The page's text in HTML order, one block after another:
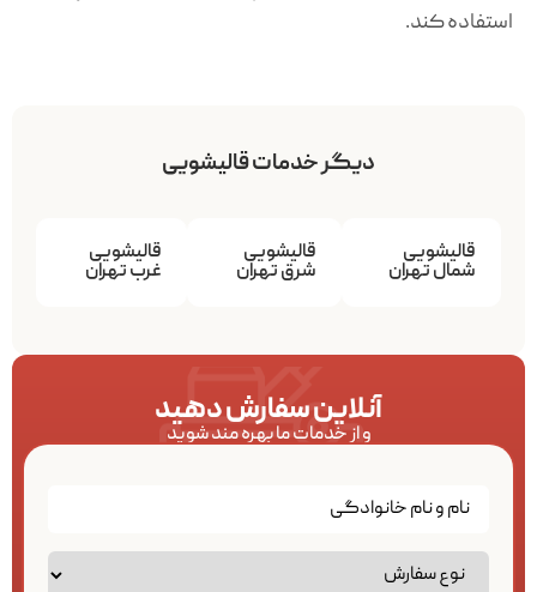
استفاده کند.
دیگر خدمات قالیشویی
قالیشویی
شمال تهران
قالیشویی
شرق تهران
قالیشویی
غرب تهران
آنلاین سفارش دهید
و از خدمات ما بهره مند شوید